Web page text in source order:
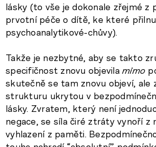
lásky (to vše je dokonale zřejmé z
prvotní péče o dítě, ke které
psychoanalytikové-chůvy).
Takže je nezbytné, aby se takto
specifičnost znovu objevilamimo
skutečně se tam znovu objeví, ale
strukturu ukrytou v
lásky. Zvratem, který není
negace, se síla čiré ztráty vynoří z
vyhlazení z paměti.